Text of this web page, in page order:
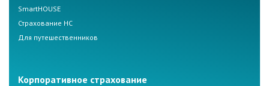
SmartHOUSE
Страхование НС
Для путешественников
Корпоративное страхование